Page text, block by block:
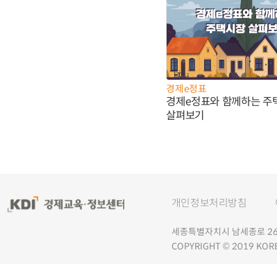
경제e정표
경제e정표와 함께하는 주
살펴보기
개인정보처리방침
세종특별자치시 남세종
COPYRIGHT © 2019